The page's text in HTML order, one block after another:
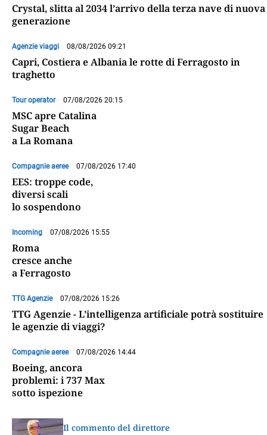
Crystal, slitta al 2034 l’arrivo della terza nave di nuova
generazione
Agenzie viaggi 08/08/2026 09:21
Capri, Costiera e Albania le rotte di Ferragosto in
traghetto
Tour operator 07/08/2026 20:15
MSC apre Catalina
Sugar Beach
a La Romana
Compagnie aeree 07/08/2026 17:40
EES: troppe code,
diversi scali
lo sospendono
Incoming 07/08/2026 15:55
Roma
cresce anche
a Ferragosto
TTG Agenzie 07/08/2026 15:26
TTG Agenzie - L’intelligenza artificiale potrà sostituire
le agenzie di viaggi?
Compagnie aeree 07/08/2026 14:44
Boeing, ancora
problemi: i 737 Max
sotto ispezione
Il commento del direttore